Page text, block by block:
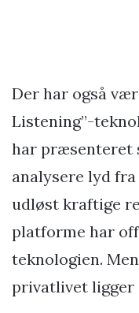
Der har også
Listening”-
har præsenteret
analysere lyd
udløst kraftige
platforme har
teknologien.
privatlivet ligger